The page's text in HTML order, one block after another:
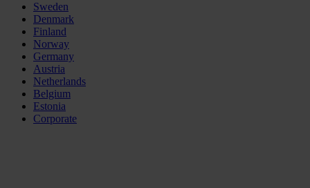
Sweden
Denmark
Finland
Norway
Germany
Austria
Netherlands
Belgium
Estonia
Corporate